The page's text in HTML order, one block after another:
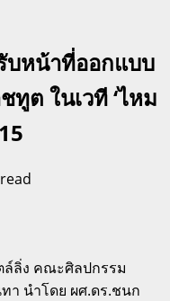
บหน้าที่ออกแบบ
ทูต ในเวที ‘ไหม
ลิ่ง คณะศิลปกรรม
า นำโดย ผศ.ดร.ชนก